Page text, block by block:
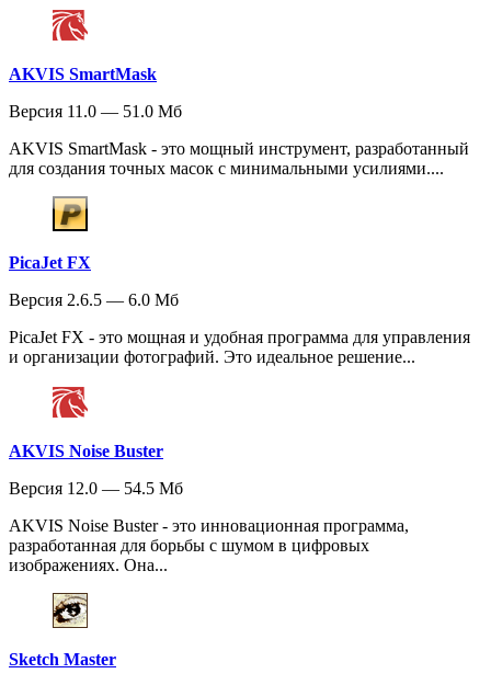
AKVIS SmartMask
Версия 11.0 — 51.0 Мб
AKVIS SmartMask - это мощный инструмент, разработанный
для создания точных масок с минимальными усилиями....
PicaJet FX
Версия 2.6.5 — 6.0 Мб
PicaJet FX - это мощная и удобная программа для управления
и организации фотографий. Это идеальное решение...
AKVIS Noise Buster
Версия 12.0 — 54.5 Мб
AKVIS Noise Buster - это инновационная программа,
разработанная для борьбы с шумом в цифровых
изображениях. Она...
Sketch Master